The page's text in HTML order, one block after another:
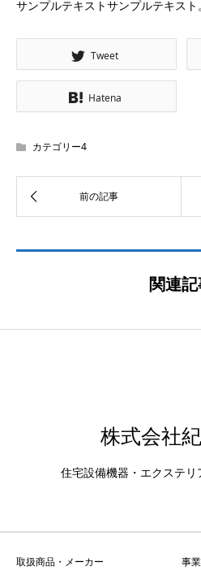
サンプルテキストサンプルテキスト。
Tweet
Hatena
カテゴリー4
関連
株式会社
住宅設備機器・エクステ
取扱商品・メーカー 事